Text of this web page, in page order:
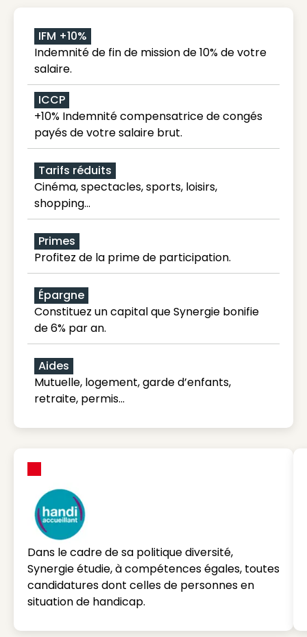
IFM +10%
Indemnité de fin de mission de 10% de votre
salaire.
ICCP
+10% Indemnité compensatrice de congés
payés de votre salaire brut.
Tarifs réduits
Cinéma, spectacles, sports, loisirs,
shopping...
Primes
Profitez de la prime de participation.
Épargne
Constituez un capital que Synergie bonifie
de 6% par an.
Aides
Mutuelle, logement, garde d’enfants,
retraite, permis…
Dans le cadre de sa politique diversité,
Synergie étudie, à compétences égales, toutes
candidatures dont celles de personnes en
situation de handicap.